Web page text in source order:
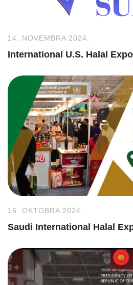
14. NOVEMBRA 2024.
International U.S. Halal
16. OKTOBRA 2024.
Saudi International Halal